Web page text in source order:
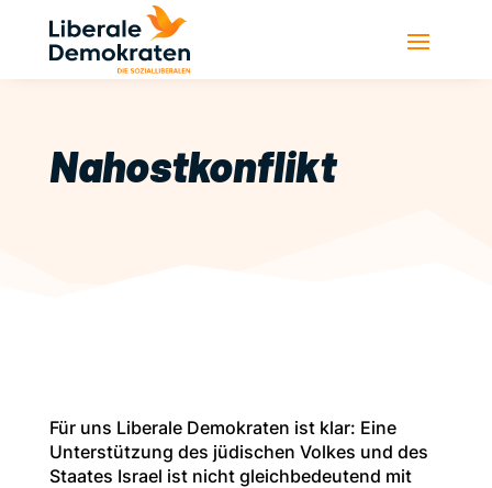
Nahostkonflikt
Für uns Liberale Demokraten ist klar: Eine
Unterstützung des jüdischen Volkes und des
Staates Israel ist nicht gleichbedeutend mit